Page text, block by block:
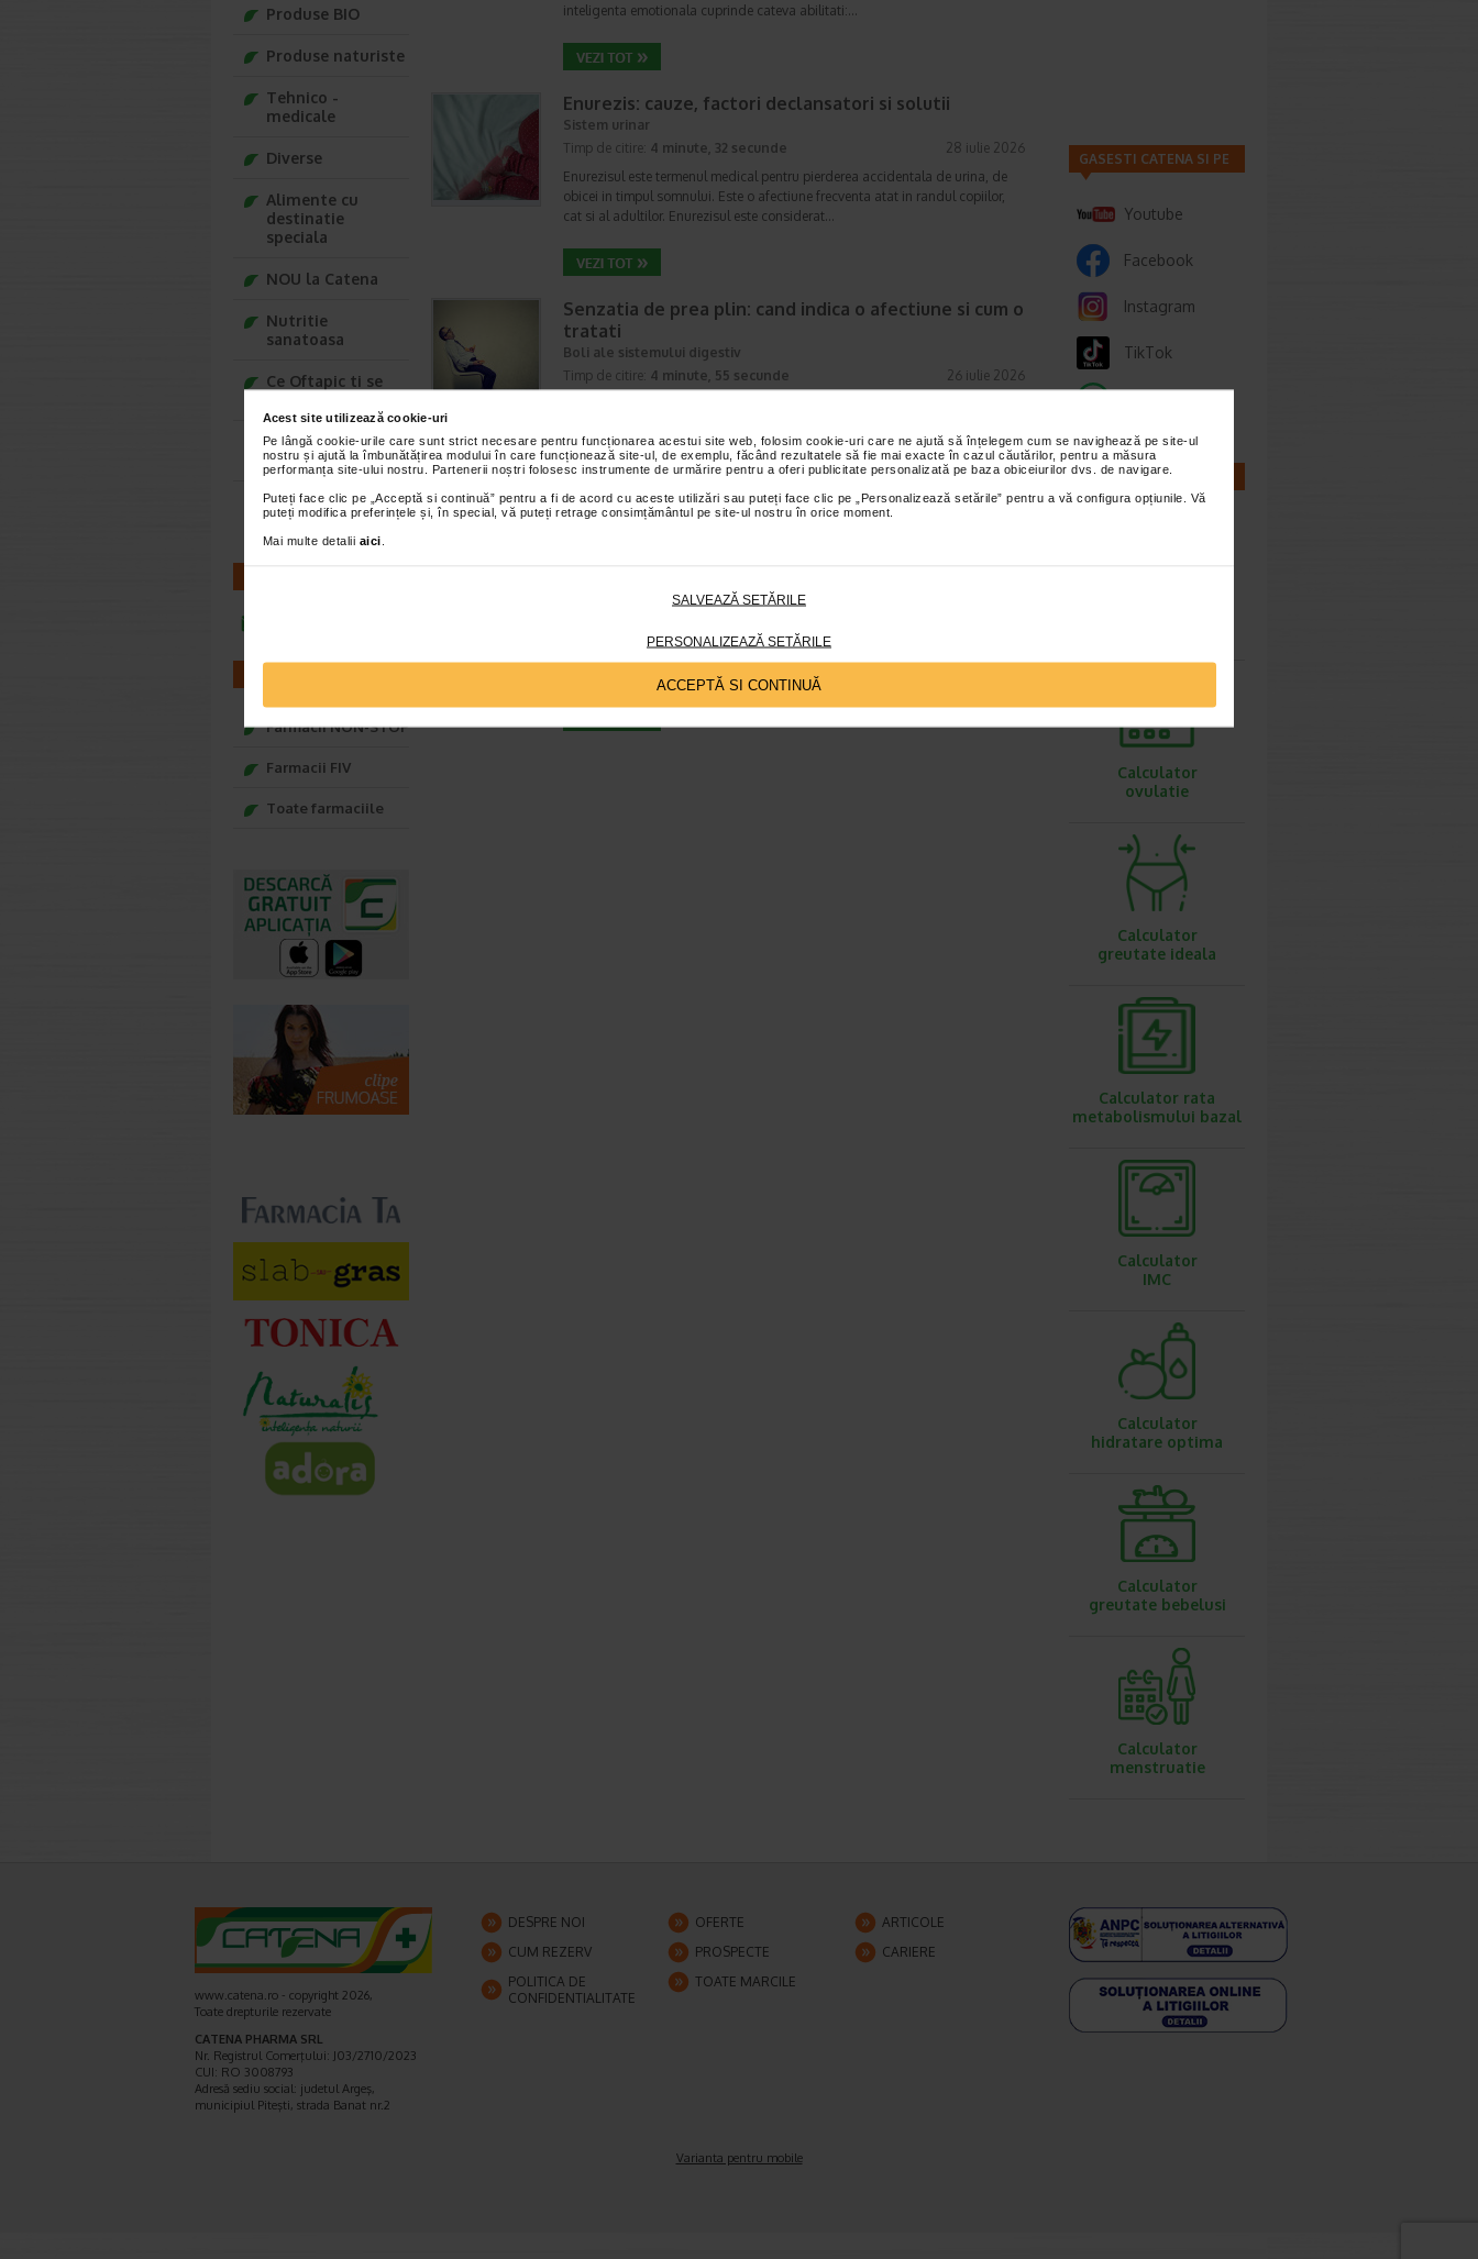
Acest site utilizează cookie-uri
Pe lângă cookie-urile care sunt strict necesare pentru funcționarea acestui site web, folosim cookie-uri care ne ajută să înțelegem cum se navighează pe site-ul
nostru și ajută la îmbunătățirea modului în care funcționează site-ul, de exemplu, făcând rezultatele să fie mai exacte în cazul căutărilor, pentru a măsura
performanța site-ului nostru. Partenerii noștri folosesc instrumente de urmărire pentru a oferi publicitate personalizată pe baza obiceiurilor dvs. de navigare.
Puteți face clic pe „Acceptă si continuă” pentru a fi de acord cu aceste utilizări sau puteți face clic pe „Personalizează setările” pentru a vă configura opțiunile. Vă
puteți modifica preferințele și, în special, vă puteți retrage consimțământul pe site-ul nostru în orice moment.
Mai multe detalii aici
SALVEAZĂ SETĂRILE
PERSONALIZEAZĂ SETĂRILE
ACCEPTĂ SI CONTINUĂ
inteligenta emotionala cuprinde cateva abilitati:…
Enurezis: cauze, factori declansatori si solutii
Sistem urinar
Timp de citire: 4 minute, 32 secunde
28 iulie 2026
Enurezisul este termenul medical pentru pierderea accidentala de urina, de
obicei in timpul somnului. Este o afectiune frecventa atat in randul copiilor,
cat si al adultilor. Enurezisul este considerat…
Senzatia de prea plin: cand indica o afectiune si cum o
tratati
Boli ale sistemului digestiv
Timp de citire: 4 minute, 55 secunde
26 iulie 2026
In cele mai multe cazuri, aceasta apare ocazional…
6 minute, 3 secunde
Disconfortul abdominal este una dintre cele mai frecvente probleme digestive
intalnite la adulti si copii. Printre manifestarile care pot afecta semnificativ
Produse BIO
Produse naturiste
Tehnico -
medicale
Diverse
Alimente cu
destinatie
speciala
NOU la Catena
Nutritie
sanatoasa
Ce Oftapic ti se
Adora – Adorabili
din prima clipa
Seturi cadou
Baylis&Harding
Farmacii NON-STOP
Farmacii FIV
Toate farmaciile
GASESTI CATENA SI PE
Youtube
Facebook
Instagram
TikTok
CALCULATOARE
Calculator
ovulatie
Calculator
greutate ideala
Calculator rata
metabolismului bazal
Calculator
IMC
Calculator
hidratare optima
Calculator
greutate bebelusi
Calculator
menstruatie
www.catena.ro - copyright 2026,
Toate drepturile rezervate
CATENA PHARMA SRL
Nr. Registrul Comerţului: J03/2710/2023
CUI: RO 3008793
Adresă sediu social: judetul Argeş,
municipiul Piteşti, strada Banat nr.2
DESPRE NOI OFERTE
ARTICOLE
CUM REZERV
PROSPECTE
CARIERE
POLITICA DE
CONFIDENTIALITATE
TOATE MARCILE
Varianta pentru mobile